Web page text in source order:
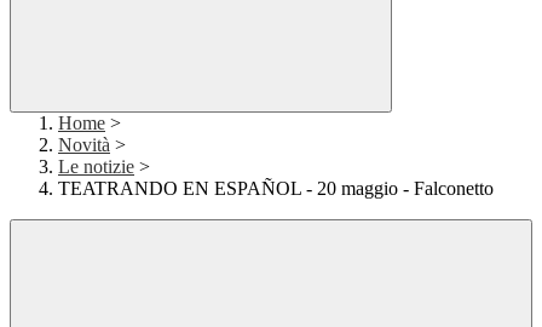
Home >
Novità >
Le notizie >
TEATRANDO EN ESPAÑOL - 20 maggio - Falconetto